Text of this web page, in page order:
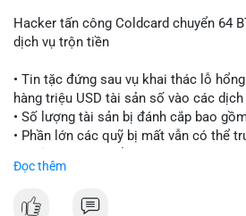
Hacker tấn công Coldcard chuyển 64
dịch vụ trộn tiền
• Tin tặc đứng sau vụ khai thác lỗ
hàng triệu USD tài sản số vào các
• Số lượng tài sản bị đánh cắp bao
• Phần lớn các quỹ bị mất vẫn có thể
#cryptonews
Đọc thêm